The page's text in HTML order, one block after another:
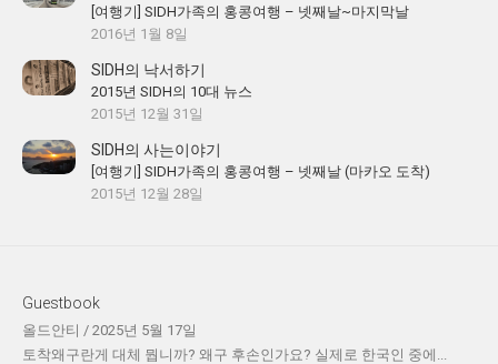
[여행기] SIDH가족의 홍콩여행 – 넷째날~마지막날
2016년 1월 8일
SIDH의 낙서하기
2015년 SIDH의 10대 뉴스
2015년 12월 31일
SIDH의 사는이야기
[여행기] SIDH가족의 홍콩여행 – 넷째날 (마카오 도착)
2015년 12월 28일
Guestbook
올드안티 / 2025년 5월 17일
토착왜구란게 대체 뭡니까? 왜구 후손인가요? 실제로 한국인 중에...